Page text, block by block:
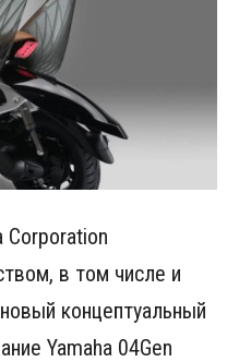
Corporation
в том числе и
концептуальный
Yamaha 04Gen